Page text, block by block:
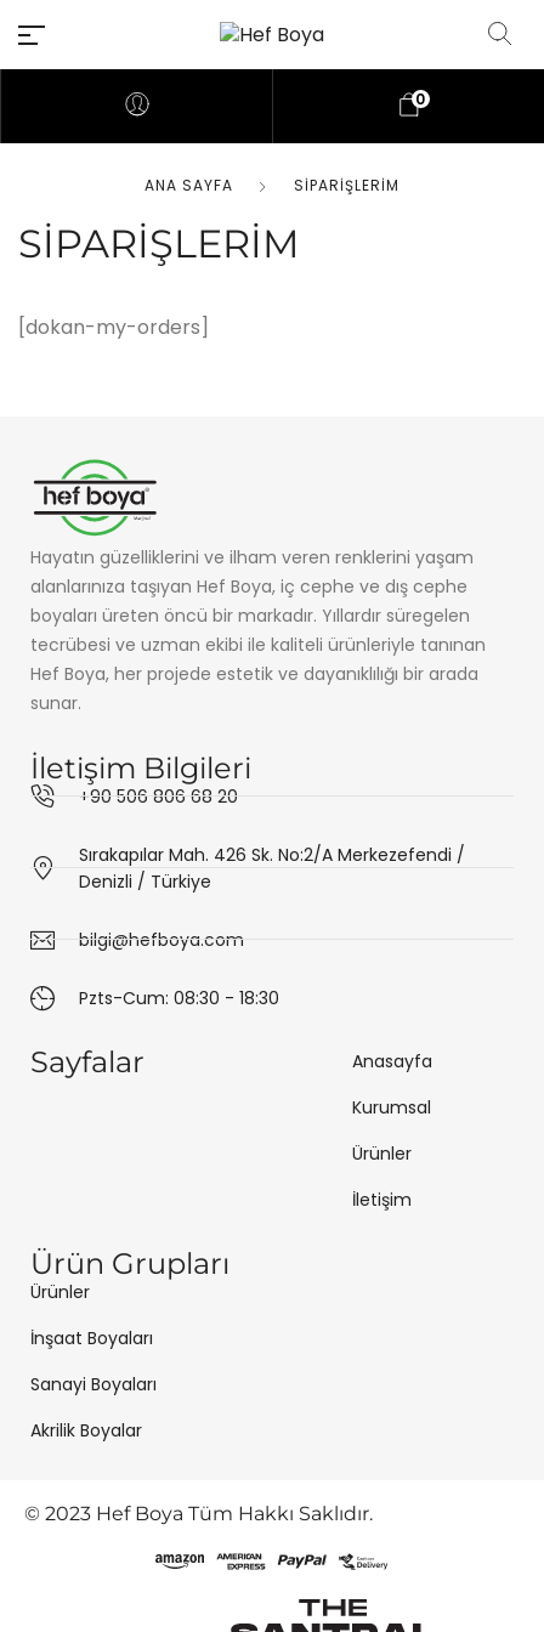
0
ANA SAYFA SIPARIŞLERIM
SIPARIŞLERIM
[dokan-my-orders]
Hayatın güzelliklerini ve ilham veren renklerini yaşam
alanlarınıza taşıyan Hef Boya, iç cephe ve dış cephe
boyaları üreten öncü bir markadır. Yıllardır süregelen
tecrübesi ve uzman ekibi ile kaliteli ürünleriyle tanınan
Hef Boya, her projede estetik ve dayanıklılığı bir arada
sunar.
İletişim Bilgileri
+90 506 806 68 20
Sırakapılar Mah. 426 Sk. No:2/A Merkezefendi /
Denizli / Türkiye
bilgi@hefboya.com
Pzts-Cum: 08:30 - 18:30
Sayfalar
Anasayfa
Kurumsal
Ürünler
İletişim
Ürün Grupları
Ürünler
İnşaat Boyaları
Sanayi Boyaları
Akrilik Boyalar
© 2023 Hef Boya Tüm Hakkı Saklıdır.